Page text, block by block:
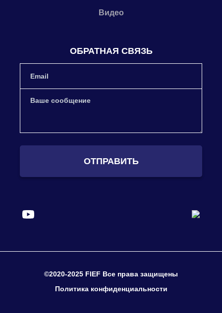
Видео
ОБРАТНАЯ СВЯЗЬ
ОТПРАВИТЬ
©2020-2025 FIEF Все права защищены
Политика конфиденциальности